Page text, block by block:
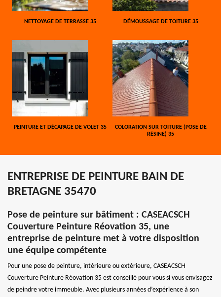
NETTOYAGE DE TERRASSE 35 DÉMOUSSAGE DE TOITURE 35
PEINTURE ET DÉCAPAGE DE VOLET 35
COLORATION SUR TOITURE (POSE DE
RÉSINE) 35
ENTREPRISE DE PEINTURE BAIN DE
BRETAGNE 35470
Pose de peinture sur bâtiment : CASEACSCH
Couverture Peinture Réovation 35, une
entreprise de peinture met à votre disposition
une équipe compétente
Pour une pose de peinture, intérieure ou extérieure, CASEACSCH
Couverture Peinture Réovation 35 est conseillé pour vous si vous envisagez
de peindre votre immeuble. Avec plusieurs années d’expérience à son